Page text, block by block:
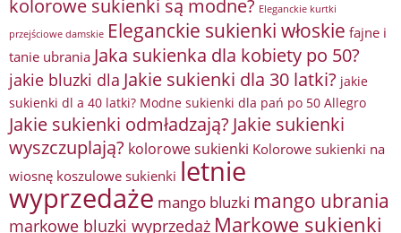
kolorowe sukienki są modne? Eleganckie kurtki
przejściowe damskie Eleganckie sukienki włoskie fajne i
tanie ubrania Jaka sukienka dla kobiety po 50?
jakie bluzki dla Jakie sukienki dla 30 latki? jakie
sukienki dl a 40 latki? Modne sukienki dla pań po 50 Allegro
Jakie sukienki odmładzają? Jakie sukienki
wyszczuplają? kolorowe sukienki Kolorowe sukienki na
wiosnę koszulowe sukienki letnie
wyprzedaże mango bluzki mango ubrania
markowe bluzki wyprzedaż Markowe sukienki